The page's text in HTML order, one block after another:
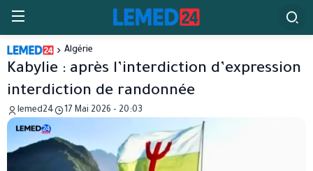
Algérie
Kabylie : après l’interdiction d’expression
interdiction de randonnée
lemed24 17 Mai 2026 - 20:03